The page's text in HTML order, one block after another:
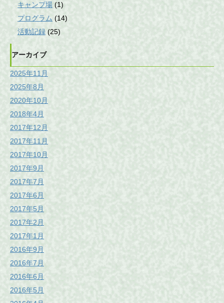
キャンプ場 (1)
プログラム (14)
活動記録 (25)
アーカイブ
2025年11月
2025年8月
2020年10月
2018年4月
2017年12月
2017年11月
2017年10月
2017年9月
2017年7月
2017年6月
2017年5月
2017年2月
2017年1月
2016年9月
2016年7月
2016年6月
2016年5月